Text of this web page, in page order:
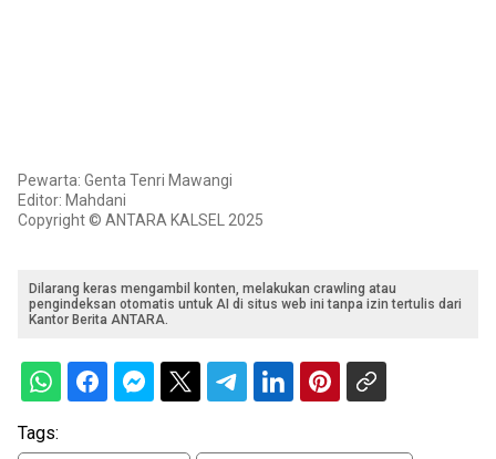
Pewarta: Genta Tenri Mawangi
Editor: Mahdani
Copyright © ANTARA KALSEL 2025
Dilarang keras mengambil konten, melakukan crawling atau
pengindeksan otomatis untuk AI di situs web ini tanpa izin tertulis dari
Kantor Berita ANTARA.
Tags: